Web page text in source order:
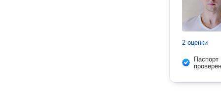
2 оценки
Паспорт
проверен